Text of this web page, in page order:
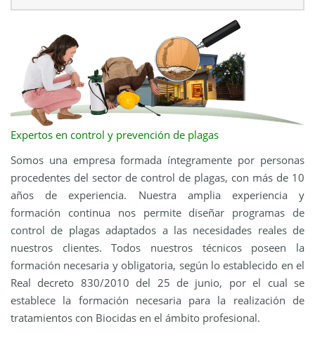
Expertos en control y prevención de plagas
Somos una empresa formada íntegramente por personas
procedentes del sector de control de plagas, con más de 10
años de experiencia. Nuestra amplia experiencia y
formación continua nos permite diseñar programas de
control de plagas adaptados a las necesidades reales de
nuestros clientes. Todos nuestros técnicos poseen la
formación necesaria y obligatoria, según lo establecido en el
Real decreto 830/2010 del 25 de junio, por el cual se
establece la formación necesaria para la realización de
tratamientos con Biocidas en el ámbito profesional.